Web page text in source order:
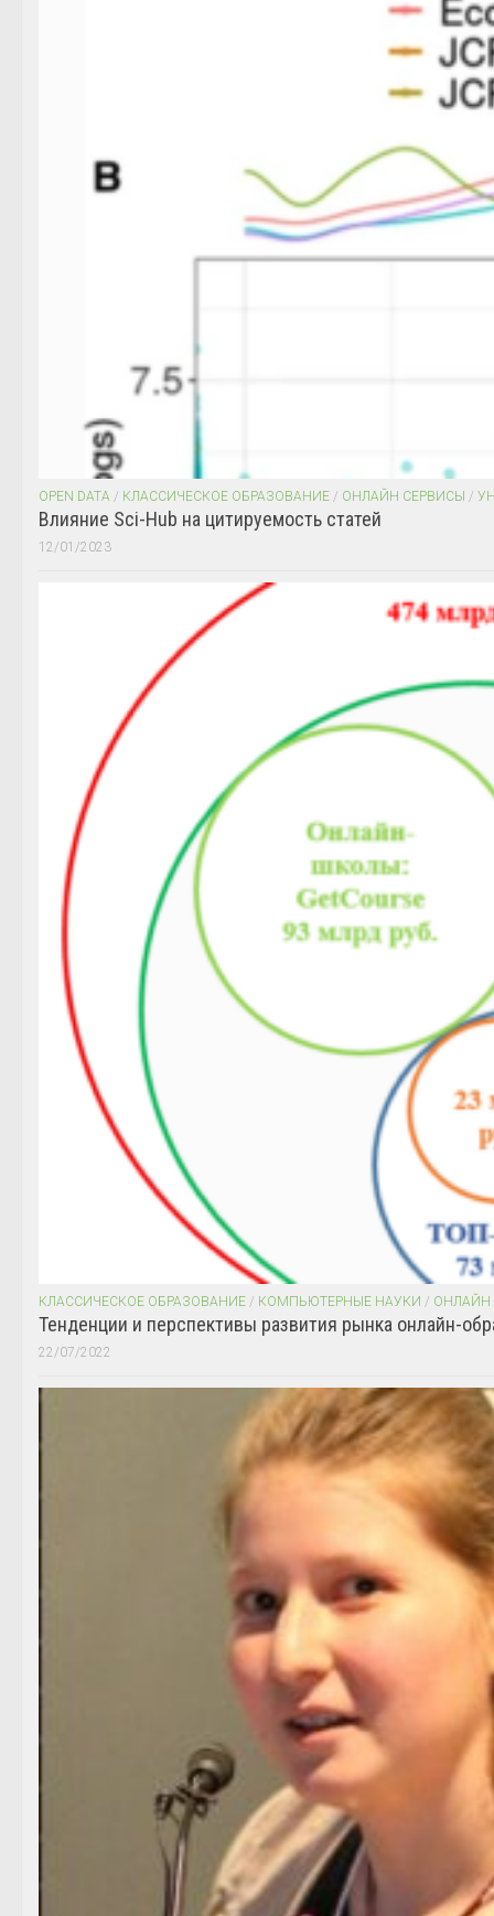
OPEN DATA / КЛАССИЧЕСКОЕ ОБРАЗОВАНИЕ / ОНЛАЙН СЕРВИСЫ /
Влияние Sci-Hub на цитируемость статей
12/01/2023
КЛАССИЧЕСКОЕ ОБРАЗОВАНИЕ / КОМПЬЮТЕРНЫЕ НАУКИ / ОНЛАЙН
Тенденции и перспективы развития рынка онлайн-
22/07/2022